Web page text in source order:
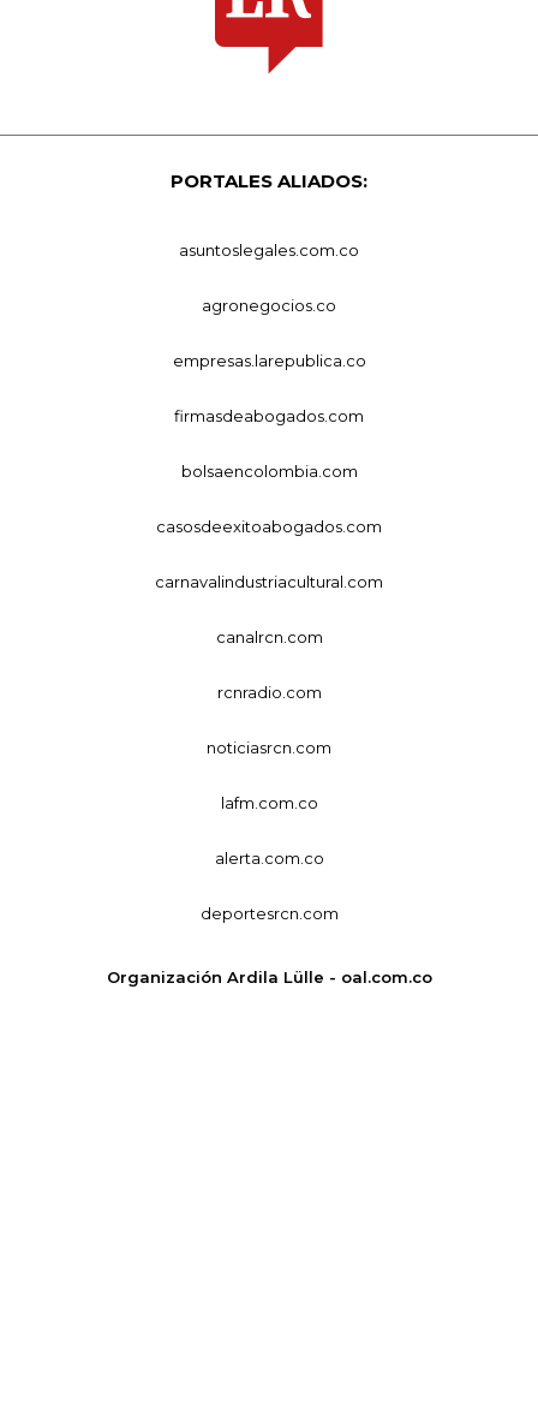
PORTALES ALIADOS:
asuntoslegales.com.co
agronegocios.co
empresas.larepublica.co
firmasdeabogados.com
bolsaencolombia.com
casosdeexitoabogados.com
carnavalindustriacultural.com
canalrcn.com
rcnradio.com
noticiasrcn.com
lafm.com.co
alerta.com.co
deportesrcn.com
Organización Ardila Lülle - oal.com.co